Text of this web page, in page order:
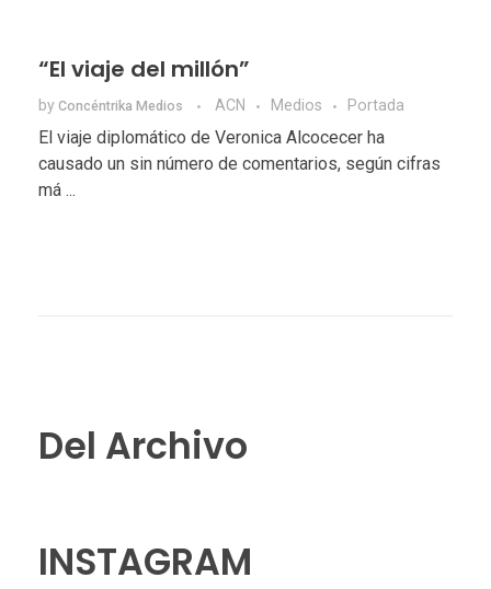
“El viaje del millón”
by Concéntrika Medios ACN Medios Portada
El viaje diplomático de Veronica Alcocecer ha
causado un sin número de comentarios, según cifras
má ...
Del Archivo
INSTAGRAM